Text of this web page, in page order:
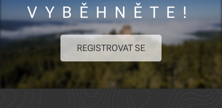
VYBĚHNĚTE!
REGISTROVAT SE